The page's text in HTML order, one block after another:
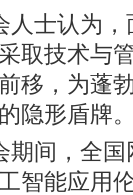
人士认为
取技术与
移，为蓬
隐形盾牌
期间，全
智能应用